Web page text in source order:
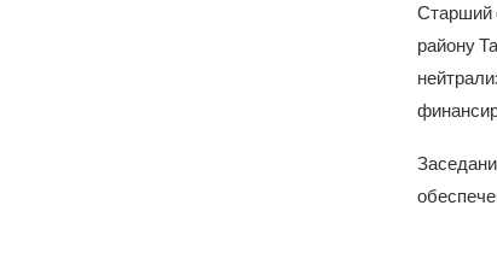
Старший
району